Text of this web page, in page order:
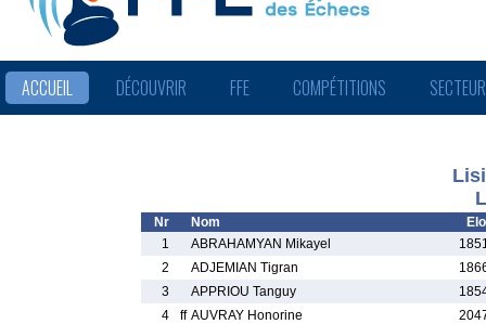
ACCUEIL DÉCOUVRIR FFE COMPÉTITIONS
Nr Nom
Elo
1
ABRAHAMYAN Mikayel
2
ADJEMIAN Tigran
3
APPRIOU Tanguy
4
ff AUVRAY Honorine